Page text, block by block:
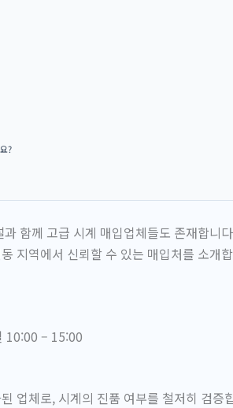
?
함께 고급 시계 매입업체들도 존재합니
지역에서 신뢰할 수 있는 매입처를 소개
10:00 – 15:00
업체로, 시계의 진품 여부를 철저히 검증